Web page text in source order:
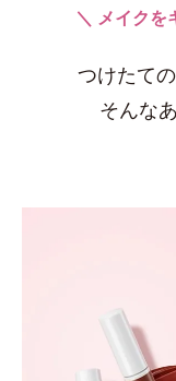
＼ メイクを
つけたて
そんな